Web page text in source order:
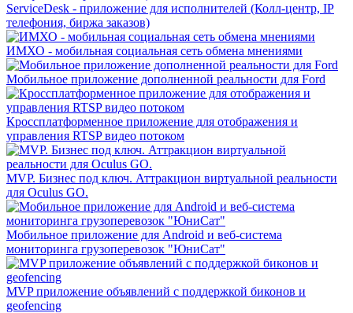
ServiceDesk - приложение для исполнителей (Колл-центр, IP
телефония, биржа заказов)
ИМХО - мобильная социальная сеть обмена мнениями
Мобильное приложение дополненной реальности для Ford
Кроссплатформенное приложение для отображения и
управления RTSP видео потоком
MVP. Бизнес под ключ. Аттракцион виртуальной реальности
для Oculus GO.
Мобильное приложение для Android и веб-система
мониторинга грузоперевозок "ЮниСат"
MVP приложение объявлений с поддержкой биконов и
geofencing